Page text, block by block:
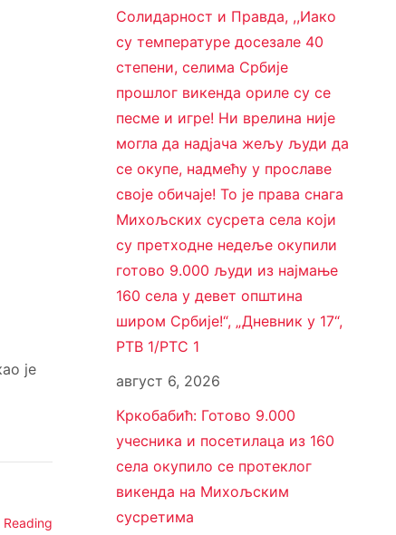
је
Солидарност и Правда, ,,Иако
су температуре досезале 40
степени, селима Србије
прошлог викенда ориле су се
песме и игре! Ни врелина није
могла да надјача жељу људи да
се окупе, надмећу у прославе
своје обичаје! То је права снага
Михољских сусрета села који
су претходне недеље окупили
готово 9.000 људи из најмање
160 села у девет општина
широм Србије!“, „Дневник у 17“,
РТВ 1/РТС 1
август 6, 2026
Кркобабић: Готово 9.000
учесника и посетилаца из 160
села окупило се протеклог
викенда на Михољским
сусретима